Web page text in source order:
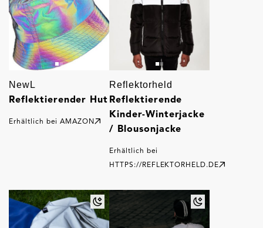
NewL
Reflektierender Hut
Erhältlich bei AMAZON
Reflektorheld
Reflektierende
Kinder-Winterjacke
/ Blousonjacke
Erhältlich bei
HTTPS://REFLEKTORHELD.DE